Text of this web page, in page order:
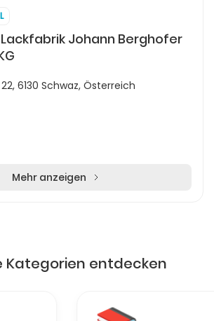
Lackfabrik Johann Berghofer
6130 Schwaz, Österreich
Mehr anzeigen
Kategorien entdecken